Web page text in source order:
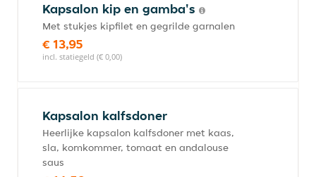
Kapsalon kip en gamba's
Met stukjes kipfilet en gegrilde garnalen
€ 13,95
incl. statiegeld (€ 0,00)
Kapsalon kalfsdoner
Heerlijke kapsalon kalfsdoner met kaas,
sla, komkommer, tomaat en andalouse
saus